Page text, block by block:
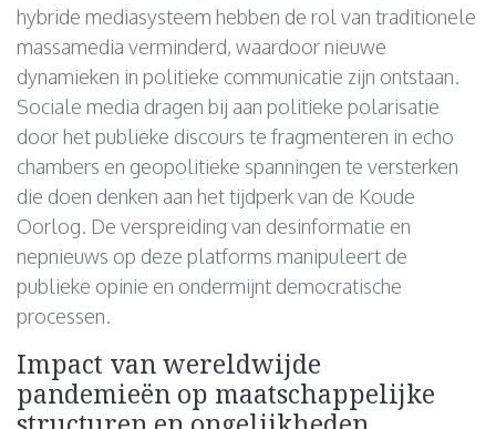
hybride mediasysteem hebben de rol van traditionele
massamedia verminderd, waardoor nieuwe
dynamieken in politieke communicatie zijn ontstaan.
Sociale media dragen bij aan politieke polarisatie
door het publieke discours te fragmenteren in echo
chambers en geopolitieke spanningen te versterken
die doen denken aan het tijdperk van de Koude
Oorlog. De verspreiding van desinformatie en
nepnieuws op deze platforms manipuleert de
publieke opinie en ondermijnt democratische
processen.
Impact van wereldwijde
pandemieën op maatschappelijke